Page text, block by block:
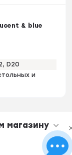
& blue
D20
и
магазину